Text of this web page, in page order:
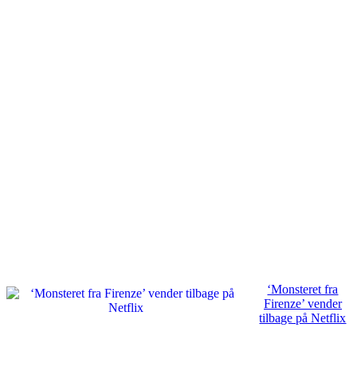
‘Monsteret fra
Firenze’ vender
tilbage på Netflix